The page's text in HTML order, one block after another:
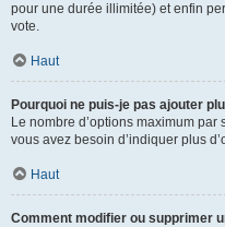
pour une durée illimitée) et enfin
vote.
Haut
Pourquoi ne puis-je pas ajouter
Le nombre d’options maximum par
vous avez besoin d’indiquer plus
Haut
Comment modifier ou supprimer